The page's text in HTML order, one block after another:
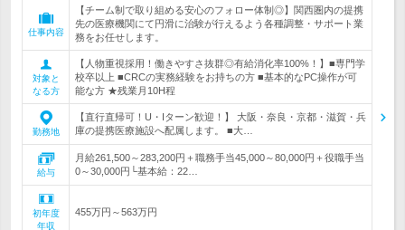
仕事内容
【チーム制で取り組める安心のフォロー体制◎】関西圏内の提携
先の医療機関にて円滑に治験が行えるよう各種調整・サポート業
務をお任せします。
対象と
なる方
【人物重視採用！働きやすさ抜群◎有給消化率100%！】■専門学
校卒以上 ■CRCの実務経験をお持ちの方 ■基本的なPC操作が可
能な方 ★残業月10H程
勤務地
【直行直帰可！U・Iターン歓迎！】 大阪・奈良・京都・滋賀・兵
庫の提携医療施設へ配属します。 ■大…
給与
月給261,500～283,200円＋職務手当45,000～80,000円＋役職手当
0～30,000円└基本給：22…
初年度
年収
455万円～563万円